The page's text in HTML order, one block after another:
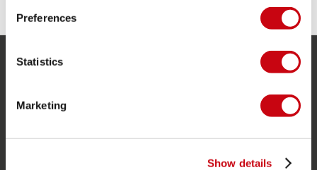
Preferences
Statistics
Marketing
Show details
Assistenza clienti